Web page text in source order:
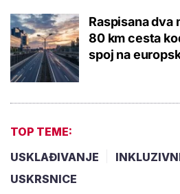
Raspisana dva
80 km cesta
spoj na
TOP TEME:
USKLAĐIVANJE
USKRSNICE